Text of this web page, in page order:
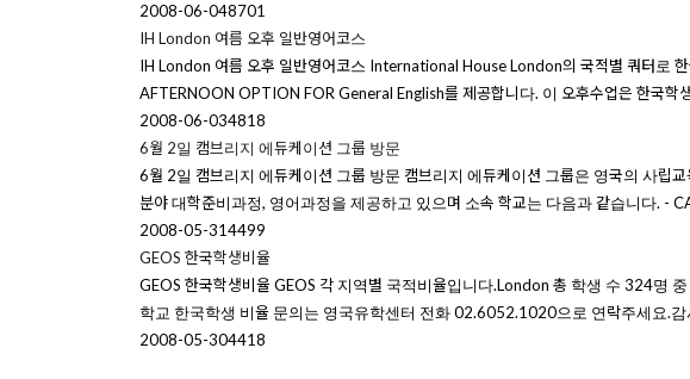
2008-06-048701
IH London 여름 오후 일반영어코스
IH London 여름 오후 일반영어코스 International House London의 국적별 쿼터로
AFTERNOON OPTION FOR General English를 제공합니다. 이 오후수업은 한국학
2008-06-034818
6월 2일 캠브리지 에듀케이션 그룹 방문
6월 2일 캠브리지 에듀케이션 그룹 방문 캠브리지 에듀케이션 그룹은 영국의 사립
분야 대학준비과정, 영어과정을 제공하고 있으며 소속 학교는 다음과 같습니다. -
2008-05-314499
GEOS 한국학생비율
GEOS 한국학생비율 GEOS 각 지역별 국적비율입니다.London 총 학생 수 324
학교 한국학생 비율 문의는 영국유학센터 전화 02.6052.1020으로 연락주세요.
2008-05-304418